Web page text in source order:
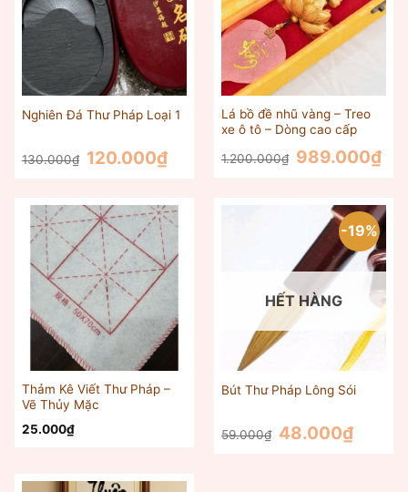
Nghiên Đá Thư Pháp Loại 1
130.000₫ Giá
gốc
120.000₫Giá
hiện
Lá bồ đề nhũ vàng – Treo
xe ô tô – Dòng cao cấp
1.200.000₫ Giá
gốc
989.000₫Giá
hiện
Thảm Kê Viết Thư Pháp –
Vẽ Thủy Mặc
25.000₫
-19%
HẾT HÀNG
Bút Thư Pháp Lông Sói
59.000₫
Giá
gốc
48.000₫Giá
hiện